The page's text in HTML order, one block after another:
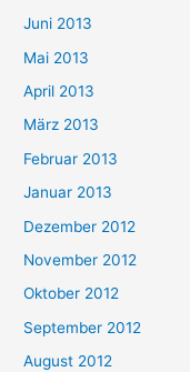
Juni 2013
Mai 2013
April 2013
März 2013
Februar 2013
Januar 2013
Dezember 2012
November 2012
Oktober 2012
September 2012
August 2012